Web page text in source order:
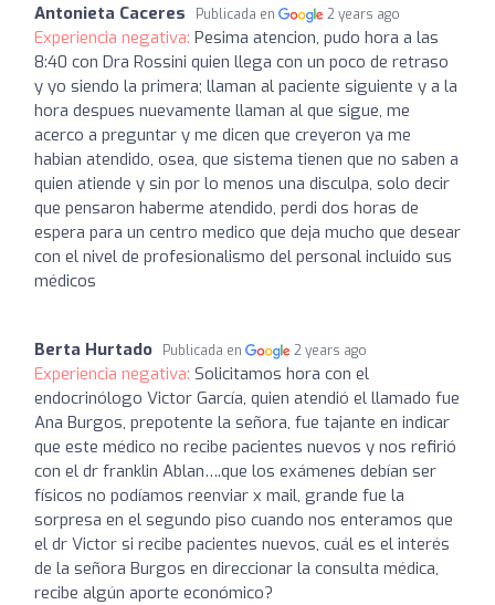
Antonieta Caceres Publicada en 2 years ago
Experiencia negativa: Pesima atencion, pudo hora a las
8:40 con Dra Rossini quien llega con un poco de retraso
y yo siendo la primera; llaman al paciente siguiente y a la
hora despues nuevamente llaman al que sigue, me
acerco a preguntar y me dicen que creyeron ya me
habian atendido, osea, que sistema tienen que no saben a
quien atiende y sin por lo menos una disculpa, solo decir
que pensaron haberme atendido, perdi dos horas de
espera para un centro medico que deja mucho que desear
con el nivel de profesionalismo del personal incluido sus
médicos
Berta Hurtado Publicada en 2 years ago
Experiencia negativa: Solicitamos hora con el
endocrinólogo Victor García, quien atendió el llamado fue
Ana Burgos, prepotente la señora, fue tajante en indicar
que este médico no recibe pacientes nuevos y nos refirió
con el dr franklin Ablan….que los exámenes debían ser
físicos no podíamos reenviar x mail, grande fue la
sorpresa en el segundo piso cuando nos enteramos que
el dr Victor si recibe pacientes nuevos, cuál es el interés
de la señora Burgos en direccionar la consulta médica,
recibe algún aporte económico?